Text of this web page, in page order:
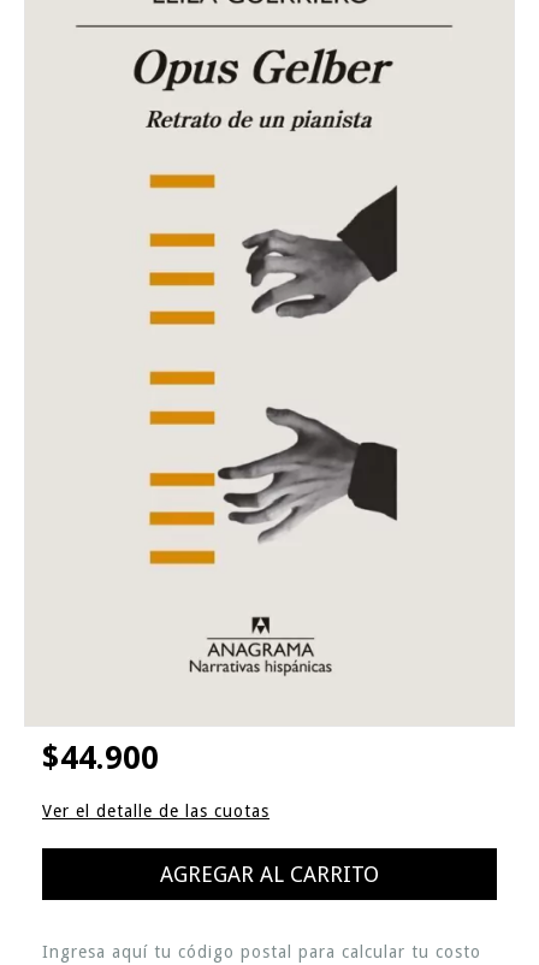
$44.900
Ver el detalle de las cuotas
Ingresa aquí tu código postal para calcular tu costo